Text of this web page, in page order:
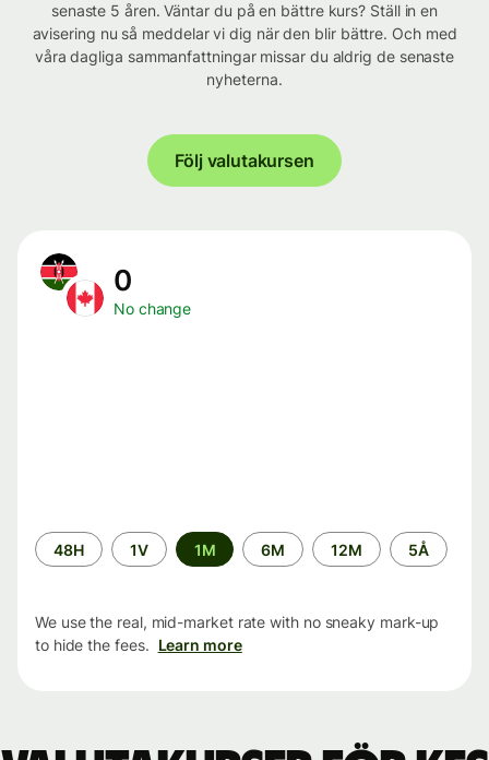
senaste 5 åren. Väntar du på en bättre kurs? Ställ in en
avisering nu så meddelar vi dig när den blir bättre. Och med
våra dagliga sammanfattningar missar du aldrig de senaste
nyheterna.
Följ valutakursen
0
No change
Time
period
48H 1V 1M 6M 12M 5Å
We use the real, mid-market rate with no sneaky mark-up
to hide the fees. Learn more